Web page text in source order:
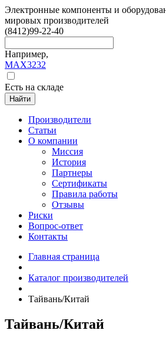
Электронные компоненты и
мировых производителей
(8412)99-22-40
Например,
MAX3232
Есть на складе
Найти
Производители
Статьи
О компании
Миссия
История
Партнеры
Сертификаты
Правила работы
Отзывы
Риски
Вопрос-ответ
Контакты
Главная страница
Каталог производителей
Тайвань/Китай
Тайвань/Китай